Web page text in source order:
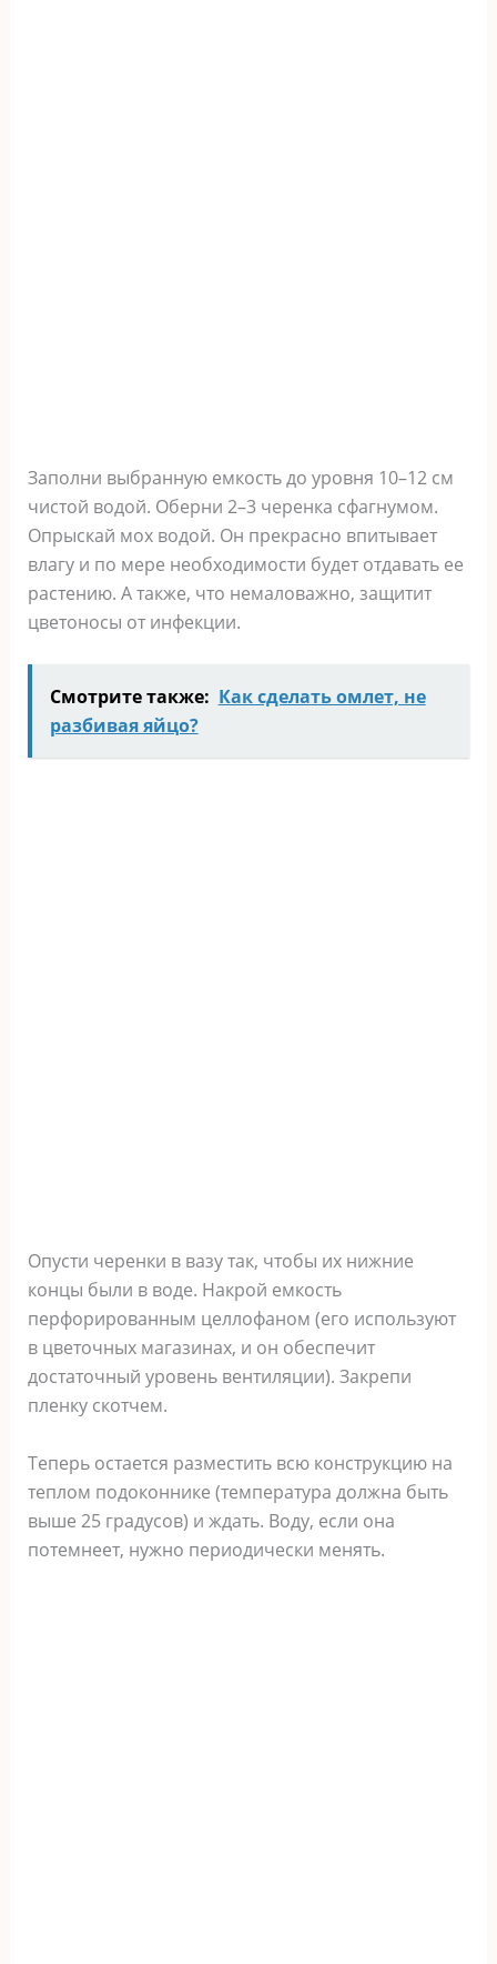
Заполни выбранную емкость до уровня 10–12 см
чистой водой. Оберни 2–3 черенка сфагнумом.
Опрыскай мох водой. Он прекрасно впитывает
влагу и по мере необходимости будет отдавать ее
растению. А также, что немаловажно, защитит
цветоносы от инфекции.
Смотрите также: Как сделать омлет, не
разбивая яйцо?
Опусти черенки в вазу так, чтобы их нижние
концы были в воде. Накрой емкость
перфорированным целлофаном (его используют
в цветочных магазинах, и он обеспечит
достаточный уровень вентиляции). Закрепи
пленку скотчем.
Теперь остается разместить всю конструкцию на
теплом подоконнике (температура должна быть
выше 25 градусов) и ждать. Воду, если она
потемнеет, нужно периодически менять.